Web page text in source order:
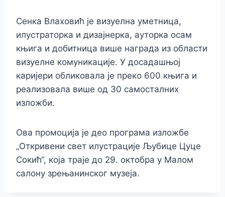
Сенка Влаховић је визуелна уметница,
илустраторка и дизајнерка, ауторка осам
књига и добитница више награда из области
визуелне комуникације. У досадашњој
каријери обликовала је преко 600 књига и
реализовала више од 30 самосталних
изложби.
Ова промоција је део програма изложбе
„Откривени свет илустрације Љубице Цуце
Сокић“, која траје до 29. октобра у Малом
салону зрењанинског музеја.